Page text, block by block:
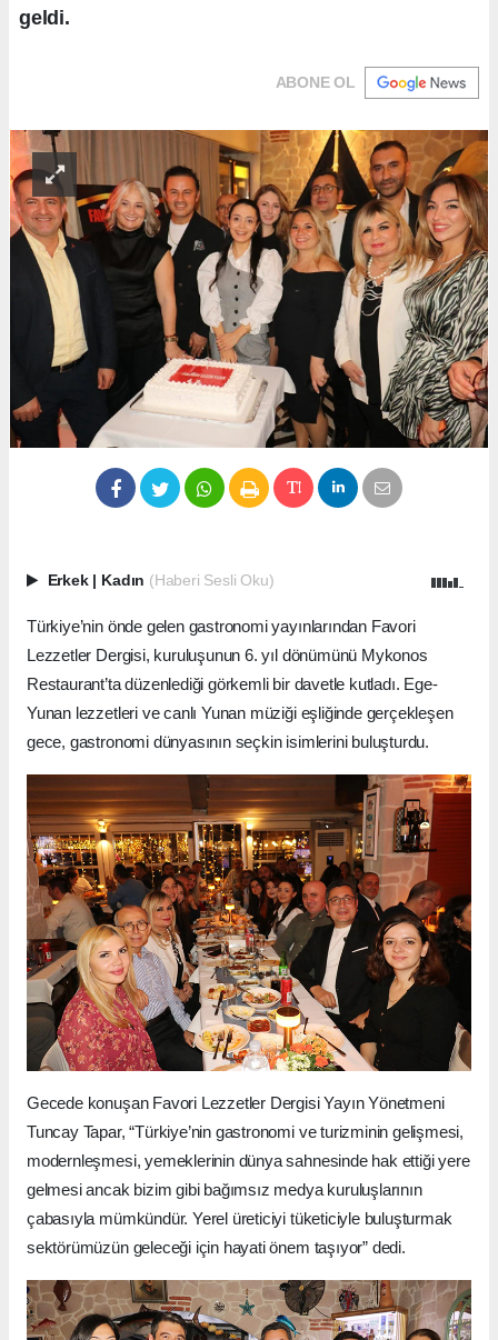
geldi.
ABONE OL
Erkek Kadın (Haberi Sesli Oku)
Türkiye’nin önde gelen gastronomi yayınlarından Favori
Lezzetler Dergisi, kuruluşunun 6. yıl dönümünü Mykonos
Restaurant’ta düzenlediği görkemli bir davetle kutladı. Ege-
Yunan lezzetleri ve canlı Yunan müziği eşliğinde gerçekleşen
gece, gastronomi dünyasının seçkin isimlerini buluşturdu.
Gecede konuşan Favori Lezzetler Dergisi Yayın Yönetmeni
Tuncay Tapar, “Türkiye’nin gastronomi ve turizminin gelişmesi,
modernleşmesi, yemeklerinin dünya sahnesinde hak ettiği yere
gelmesi ancak bizim gibi bağımsız medya kuruluşlarının
çabasıyla mümkündür. Yerel üreticiyi tüketiciyle buluşturmak
sektörümüzün geleceği için hayati önem taşıyor” dedi.